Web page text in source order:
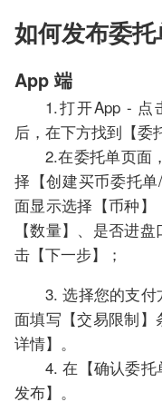
如何发布委托
App 端
1.打开App - 点
后，在下方找到【委
2.在委托单页面
择【创建买币委托
面显示选择【币种】
【数量】、是否进
击【下一步】；
3. 选择您的支
面填写【交易限制
详情】。
4. 在【确认委
发布】。